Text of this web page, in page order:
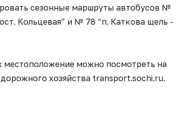
сезонные маршруты автобусов №
Кольцевая” и № 78 “п. Каткова щель -
местоположение можно посмотреть на
хозяйства transport.sochi.ru.